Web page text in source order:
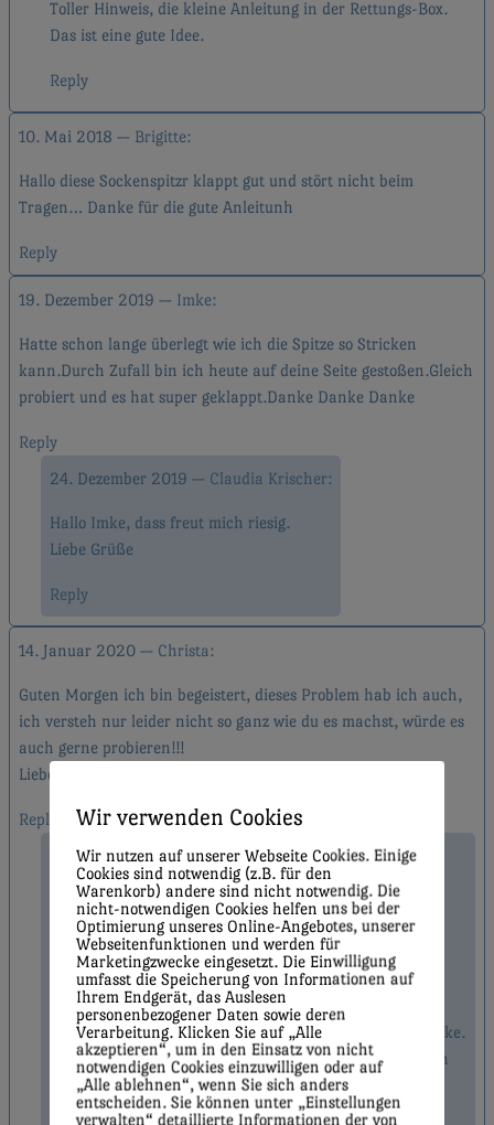
Toller Hinweis, die kleine Anleitung in der Rettungs-Box.
Das ist eine gute Idee.
Reply
10. Mai 2018 Brigitte
Hallo diese Sockenspitzr klappt gut und stört nicht beim
Tragen… Danke für die gute Anleitunh
Reply
19. Dezember 2019 Imke
Hatte schon lange überlegt wie ich die Spitze so Stricken
kann.Durch Zufall bin ich heute auf deine Seite gestoßen.Gleich
probiert und es hat super geklappt.Danke Danke Danke
Reply
24. Dezember 2019
Claudia Krischer
Hallo Imke, dass freut mich riesig.
Liebe Grüße
Reply
14. Januar 2020 Christa
Guten Morgen ich bin begeistert, dieses Problem hab ich auch,
ich versteh nur leider nicht so ganz wie du es machst, würde es
auch gerne probieren!!!
Liebe Grüße Christa
Reply
7. Februar 2020
Claudia Krischer
Liebe Christa,
diese Alternative ist etwas ungewöhnlich:
wenn Du bei Deiner Sockenspitze so weit bist, dass Du
meinst, die Fußlänge wäre erreicht, dann wendest Du
einfach auf links!
Dann nur noch zusammenstricken und fertig ist die Socke.
Wenn Du mir schreibst an welcher Stelle es bei Dir noch
nicht klappt helfe ich gerne weiter.
Wollige Grüße
Wir verwenden Cookies
Wir nutzen auf unserer Webseite Cookies. Einige
Cookies sind notwendig (z.B. für den
Warenkorb) andere sind nicht notwendig. Die
nicht-notwendigen Cookies helfen uns bei der
Optimierung unseres Online-Angebotes, unserer
Webseitenfunktionen und werden für
Marketingzwecke eingesetzt. Die Einwilligung
umfasst die Speicherung von Informationen auf
Ihrem Endgerät, das Auslesen
personenbezogener Daten sowie deren
Verarbeitung. Klicken Sie auf „Alle
akzeptieren“, um in den Einsatz von nicht
notwendigen Cookies einzuwilligen oder auf
„Alle ablehnen“, wenn Sie sich anders
entscheiden. Sie können unter „Einstellungen
verwalten“ detaillierte Informationen der von